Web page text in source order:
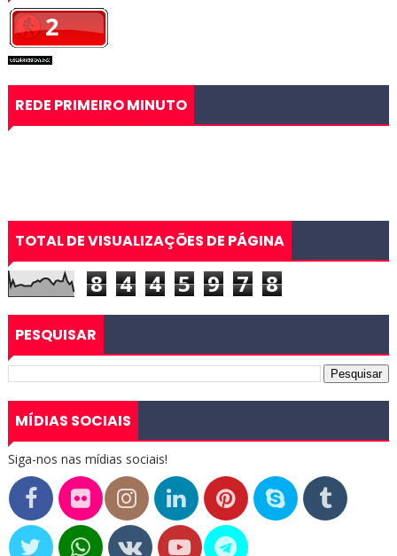
REDE PRIMEIRO MINUTO
TOTAL DE VISUALIZAÇÕES DE PÁGINA
8 4 4 5 9 7 8
PESQUISAR
MÍDIAS SOCIAIS
Siga-nos nas mídias sociais!